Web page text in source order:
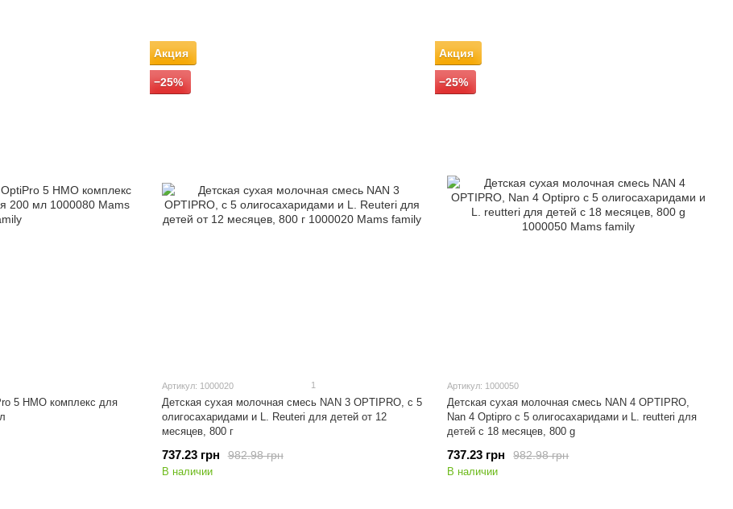
5 HMO комплекс для
Акция
−25%
Артикул: 1000020 1
Детская сухая молочная смесь NAN 3 OPTIPRO, с 5
олигосахаридами и L. Reuteri для детей от 12
месяцев, 800 г
982.98 грн
737.23 грн
В наличии
Акция
−25%
Артикул: 1000050
Детская сухая молочная смесь NAN 4 OPTIPRO,
Nan 4 Optipro с 5 олигосахаридами и L. reutteri для
детей с 18 месяцев, 800 g
982.98 грн
737.23 грн
В наличии